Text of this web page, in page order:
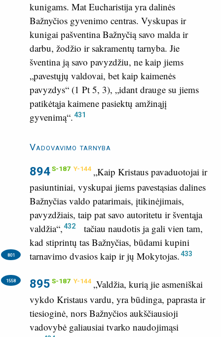
kunigams. Mat Eucharistija yra dalinės
Bažnyčios gyvenimo centras. Vyskupas ir
kunigai pašventina Bažnyčią savo malda ir
darbu, žodžio ir sakramentų tarnyba. Jie
šventina ją savo pavyzdžiu, ne kaip jiems
„pavestųjų valdovai, bet kaip kaimenės
pavyzdys“ (1 Pt 5, 3), „idant drauge su jiems
patikėtąja kaimene pasiektų amžinąjį
gyvenimą“.431
Vadovavimo tarnyba
894S-187 Y-144 „Kaip Kristaus pavaduotojai ir
pasiuntiniai, vyskupai jiems pavestąsias dalines
Bažnyčias valdo patarimais, įtikinėjimais,
pavyzdžiais, taip pat savo autoritetu ir šventąja
valdžia“,432
tačiau naudotis ja gali vien tam,
kad stiprintų tas Bažnyčias, būdami kupini
tarnavimo dvasios kaip ir jų Mokytojas.433
801
895 S-187 Y-144
1558
„Valdžia, kurią jie asmeniškai
vykdo Kristaus vardu, yra būdinga, paprasta ir
tiesioginė, nors Bažnyčios aukščiausioji
vadovybė galiausiai tvarko naudojimąsi